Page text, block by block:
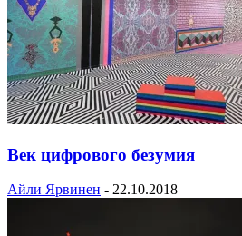
Век цифрового безумия
Айли Ярвинен - 22.10.2018